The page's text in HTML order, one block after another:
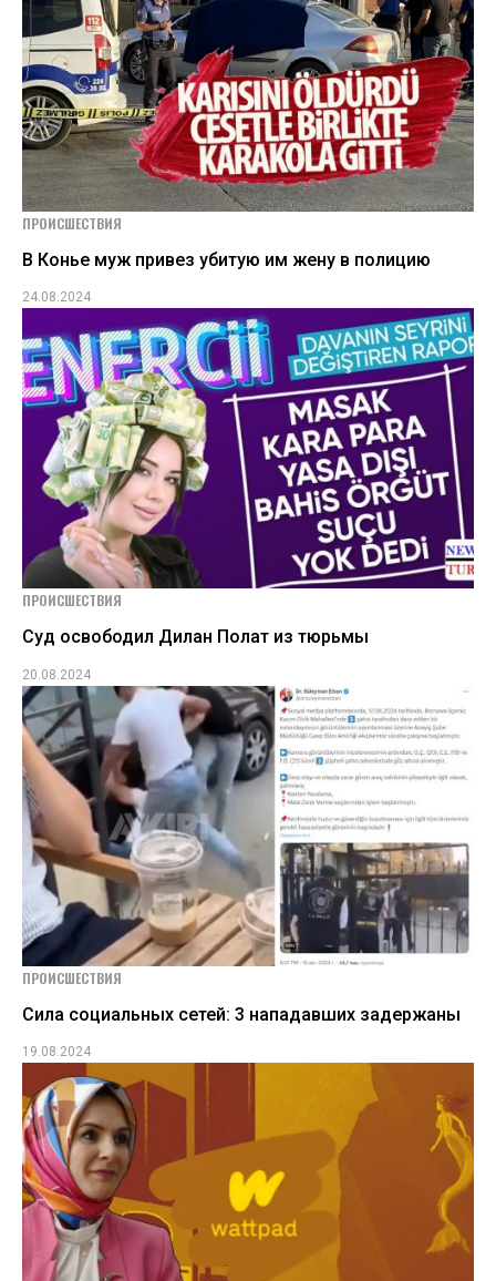
ПРОИСШЕСТВИЯ
В Конье муж привез убитую им жену в полицию
24.08.2024
ПРОИСШЕСТВИЯ
Суд освободил Дилан Полат из тюрьмы
20.08.2024
ПРОИСШЕСТВИЯ
Сила социальных сетей: 3 нападавших задержаны
19.08.2024